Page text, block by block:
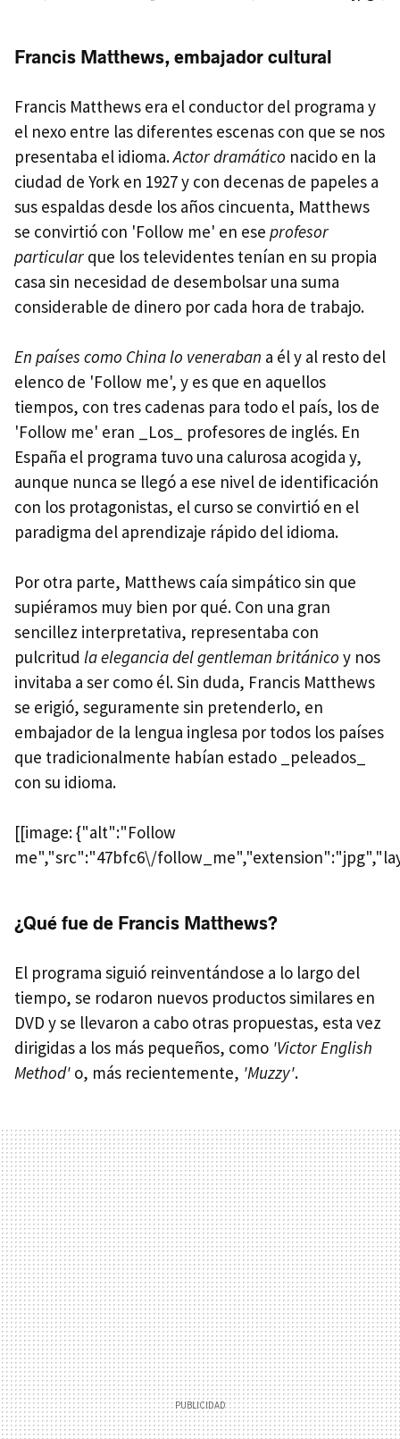
Francis Matthews, embajador cultural
Francis Matthews era el conductor del programa y
el nexo entre las diferentes escenas con que se nos
presentaba el idioma.Actor dramático nacido en la
ciudad de York en 1927 y con decenas de papeles a
sus espaldas desde los años cincuenta, Matthews
se convirtió con 'Follow me' en ese profesor
particular que los televidentes tenían en su propia
casa sin necesidad de desembolsar una suma
considerable de dinero por cada hora de trabajo.
En países como China lo veneraban a él y al resto del
elenco de 'Follow me', y es que en aquellos
tiempos, con tres cadenas para todo el país, los de
'Follow me' eran _Los_ profesores de inglés. En
España el programa tuvo una calurosa acogida y,
aunque nunca se llegó a ese nivel de identificación
con los protagonistas, el curso se convirtió en el
paradigma del aprendizaje rápido del idioma.
Por otra parte, Matthews caía simpático sin que
supiéramos muy bien por qué. Con una gran
sencillez interpretativa, representaba con
pulcritud la elegancia del gentleman británico y nos
invitaba a ser como él. Sin duda, Francis Matthews
se erigió, seguramente sin pretenderlo, en
embajador de la lengua inglesa por todos los países
que tradicionalmente habían estado _peleados_
con su idioma.
[[image: {"alt":"Follow
me","src":"47bfc6\/
¿Qué fue de Francis Matthews?
El programa siguió reinventándose a lo largo del
tiempo, se rodaron nuevos productos similares en
DVD y se llevaron a cabo otras propuestas, esta vez
dirigidas a los más pequeños, como 'Victor English
Method' o, más recientemente, 'Muzzy'.